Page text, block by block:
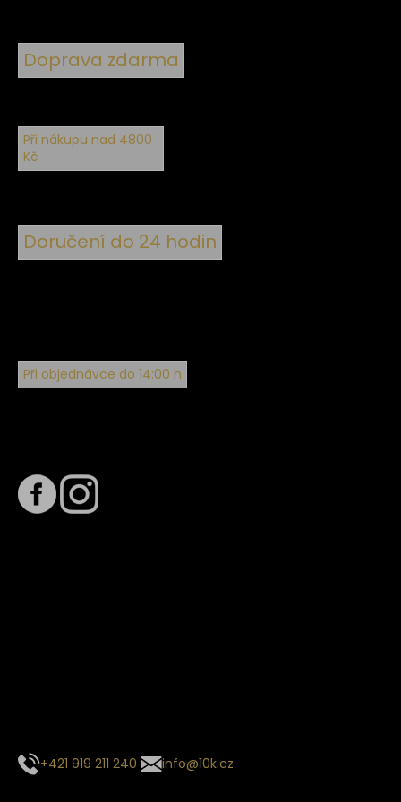
Doprava zdarma
Při nákupu nad 4800
Kč
Doručení do 24 hodin
Při objednávce do 14:00 h
+421 919 211 240 info@10k.cz